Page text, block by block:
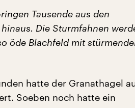
Tausende aus den
Die Sturmfahnen
öde Blachfeld mit
hatte der Granathagel
Soeben noch hatte ein